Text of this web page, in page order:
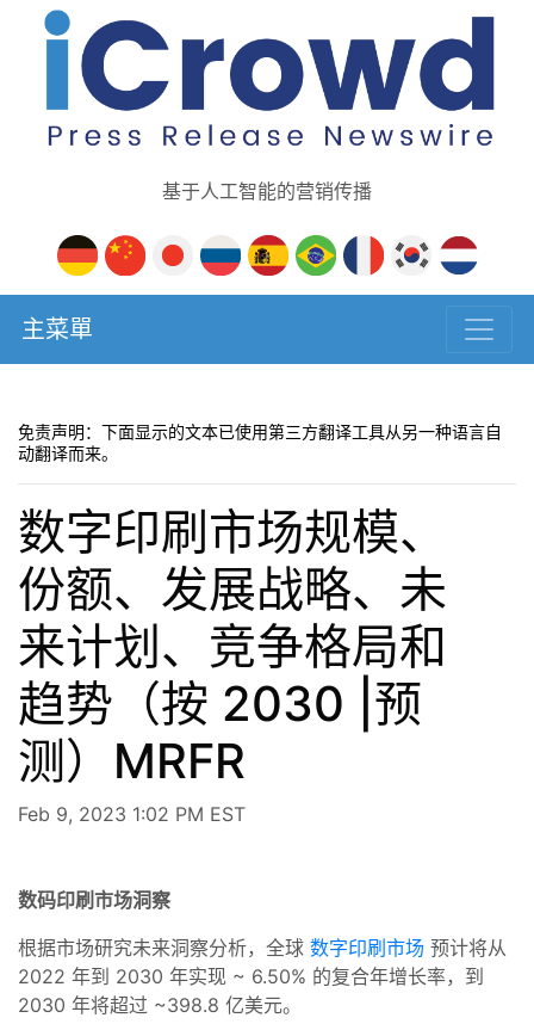
基于人工智能的营销传播
主菜單
免责声明：下面显示的文本已使用第三方翻译工具从另一种语言自
动翻译而来。
数字印刷市场规模、
份额、发展战略、未
来计划、竞争格局和
趋势（按 2030 |预
测）MRFR
Feb 9, 2023 1:02 PM EST
数码印刷市场洞察
根据市场研究未来洞察分析，全球 数字印刷市场 预计将从
2022 年到 2030 年实现 ~ 6.50% 的复合年增长率，到
2030 年将超过 ~398.8 亿美元。